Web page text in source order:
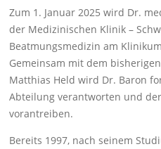
Zum 1. Januar 2025 wird Dr.
der Medizinischen Klinik –
Beatmungsmedizin am
Gemeinsam mit dem
Matthias Held wird Dr. Baron
Abteilung verantworten und
vorantreiben.
Bereits 1997, nach seinem